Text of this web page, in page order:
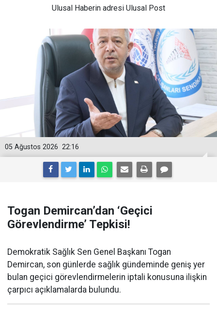
Ulusal Haberin adresi Ulusal Post
22:16
05 Ağustos 2026
Togan Demircan’dan ‘Geçici
Görevlendirme’ Tepkisi!
Demokratik Sağlık Sen Genel Başkanı Togan
Demircan, son günlerde sağlık gündeminde geniş yer
bulan geçici görevlendirmelerin iptali konusuna ilişkin
çarpıcı açıklamalarda bulundu.